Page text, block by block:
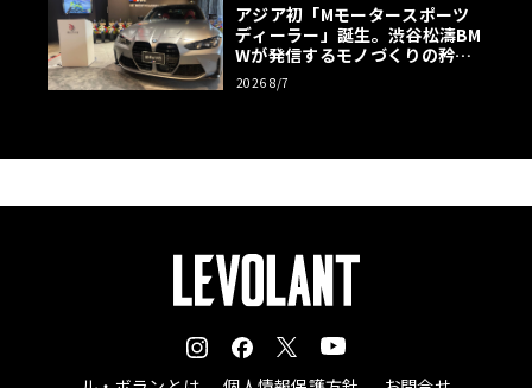
アジア初「Mモータースポーツ
ディーラー」誕生。渋谷松濤BM
Wが発信するモノづくりの矜持
【木下隆之コラム】
2026 8/7